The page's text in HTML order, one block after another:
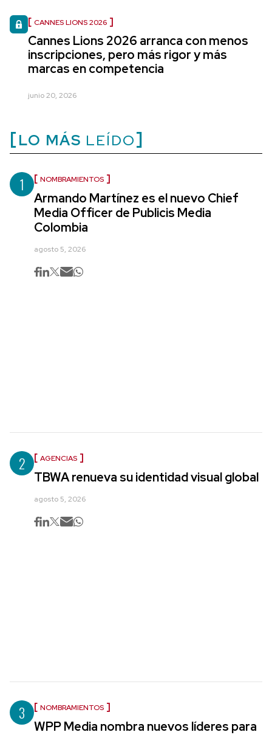
CANNES LIONS 2026
Cannes Lions 2026 arranca con menos
inscripciones, pero más rigor y más
marcas en competencia
junio 20, 2026
LO MÁS LEÍDO
1 NOMBRAMIENTOS
Armando Martínez es el nuevo Chief
Media Officer de Publicis Media
Colombia
agosto 5, 2026
2 AGENCIAS
TBWA renueva su identidad visual global
agosto 5, 2026
3 NOMBRAMIENTOS
WPP Media nombra nuevos líderes para